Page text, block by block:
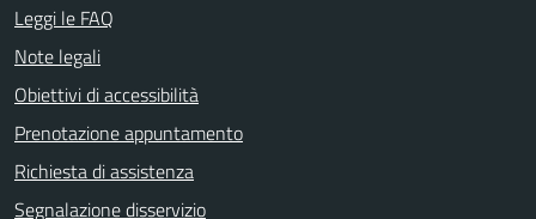
Leggi le FAQ
Note legali
Obiettivi di accessibilità
Prenotazione appuntamento
Richiesta di assistenza
Segnalazione disservizio